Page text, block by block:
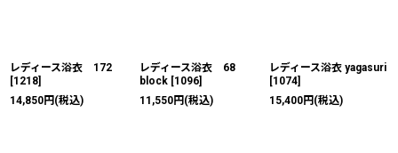
レディース浴衣 172
[1218]
14,850円 (税込)
レディース浴衣 68
block [1096]
11,550円 (税込)
レディース浴衣 yagasuri
[1074]
15,400円 (税込)